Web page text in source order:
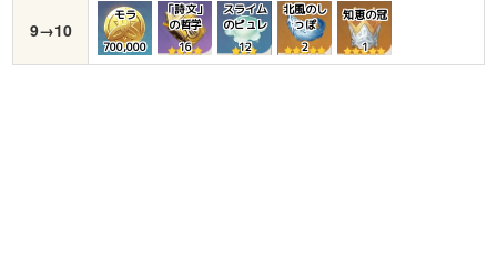
9→10
モラ
700,000
「詩文」
の哲学
16
スライム
のピュレ
12
北風のし
っぽ
2
知恵の冠
1